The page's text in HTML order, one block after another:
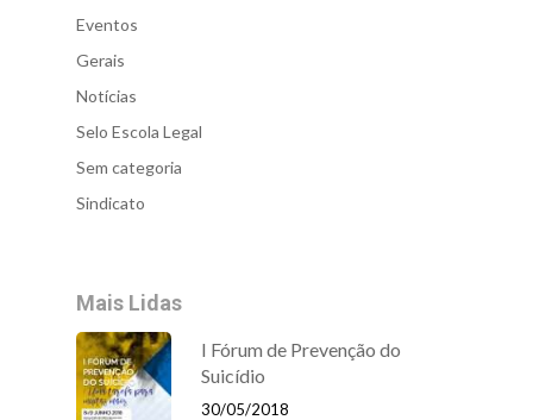
Eventos
Gerais
Notícias
Selo Escola Legal
Sem categoria
Sindicato
Mais Lidas
I Fórum de Prevenção do
Suicídio
30/05/2018